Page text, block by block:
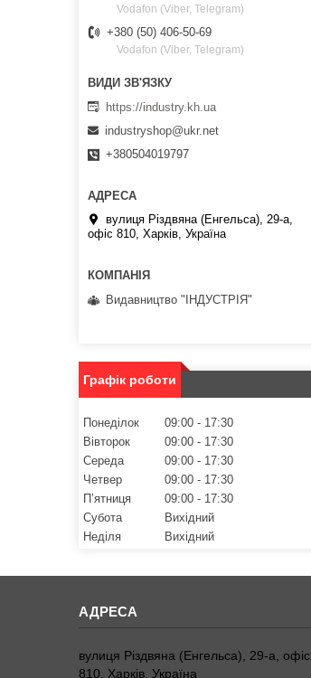
Vodafon (Viber, Telegram)
+380 (50) 406-50-69
Vodafon (Viber, Telegram)
https://industry.kh.ua
industryshop@ukr.net
+380504019797
вулиця Різдвяна (Енгельса), 29-а,
офіс 810, Харків, Україна
Видавництво "ІНДУСТРІЯ"
Графік роботи
Понеділок 09:00
17:30
Вівторок
09:00
17:30
Середа
09:00
17:30
Четвер
09:00
17:30
Пʼятниця
09:00
17:30
Субота
Вихідний
Неділя
Вихідний
вулиця Різдвяна (Енгельса), 29-а, офіс
810, Харків, Україна